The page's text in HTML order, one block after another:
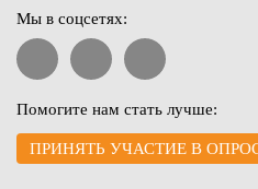
Мы в соцсетях:
Помогите нам стать лучше:
ПРИНЯТЬ УЧАСТИЕ В